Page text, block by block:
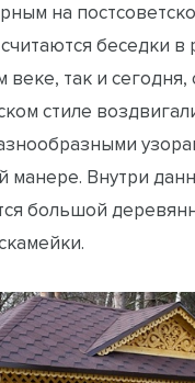
на
беседки в
веке, так и сегодня,
стиле
манере. Внутри
большой